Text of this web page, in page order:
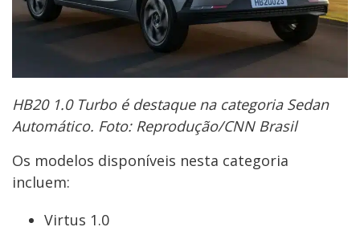
HB20 1.0 Turbo é destaque na categoria Sedan
Automático. Foto: Reprodução/CNN Brasil
Os modelos disponíveis nesta categoria
incluem:
Virtus 1.0